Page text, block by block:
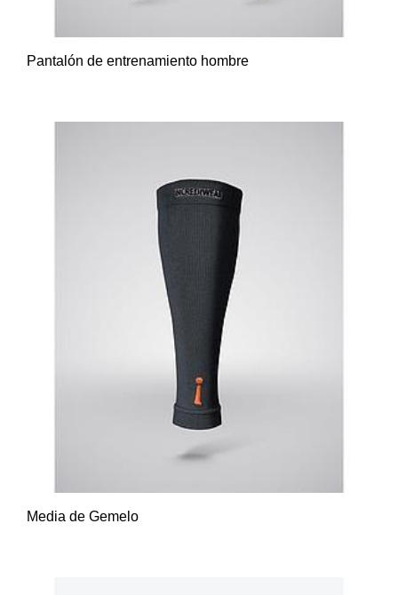
Pantalón de entrenamiento hombre
Media de Gemelo